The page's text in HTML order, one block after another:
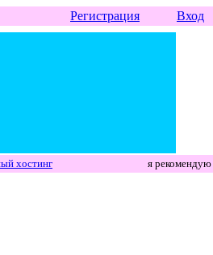
Регистрация Вход
хостинг
я рекомендую